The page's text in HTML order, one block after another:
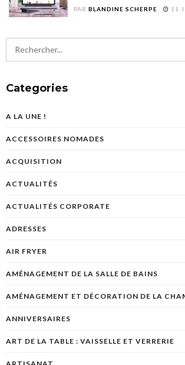
PAR BLANDINE SCHERPE 11
Categories
A LA UNE !
ACCESSOIRES NOMADES
ACQUISITION
ACTUALITÉS
ACTUALITÉS CORPORATE
ADRESSES
AIR FRYER
AMÉNAGEMENT DE LA SALLE DE BAINS
AMÉNAGEMENT ET DÉCORATION DE LA
ANNIVERSAIRES
ART DE LA TABLE : VAISSELLE ET VERRERIE